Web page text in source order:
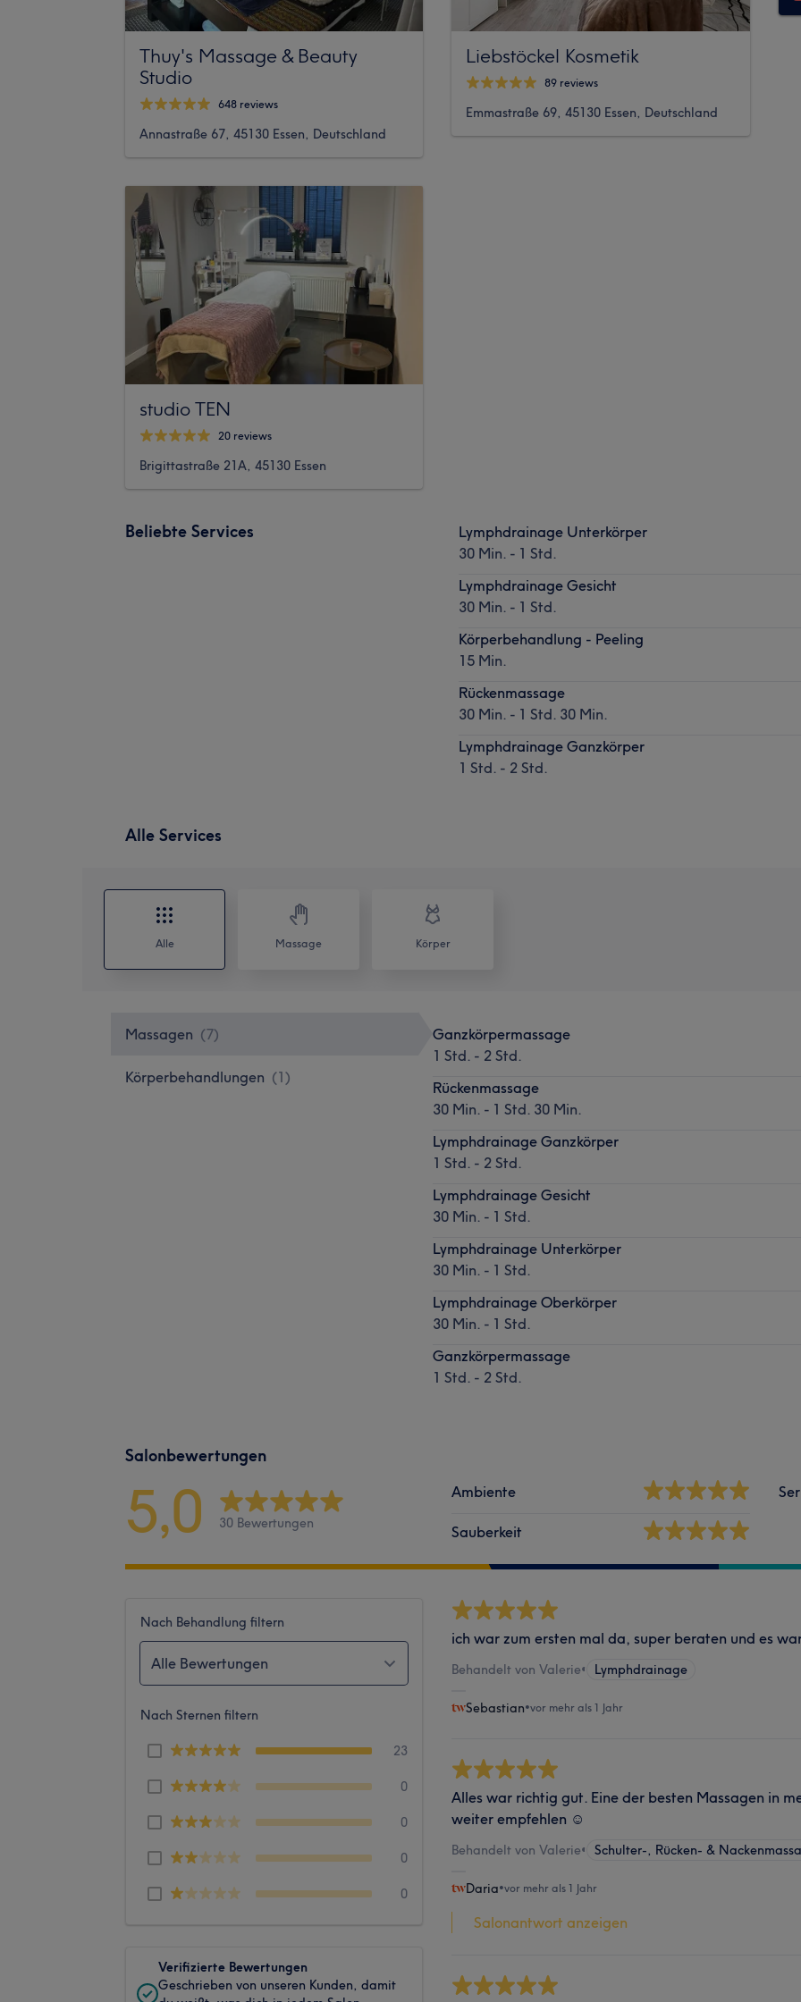
Thuy's Massage & Beauty
Studio
648 reviews
Annastraße 67, 45130 Essen, Deutschland
studio TEN
20 reviews
Brigittastraße 21A, 45130 Essen
Liebstöckel Kosmetik
89 reviews
Emmastraße 69, 45130 Essen, Deutschland
Beliebte Services
Lymphdrainage Unterkörper
30 Min. - 1 Std.
Lymphdrainage Gesicht
30 Min. - 1 Std.
Körperbehandlung - Peeling
15 Min.
Rückenmassage
30 Min. - 1 Std. 30 Min.
Lymphdrainage Ganzkörper
1 Std. - 2 Std.
Alle Services
Alle Massage Körper
Massagen (7)
Körperbehandlungen (1)
Ganzkörpermassage
1 Std. - 2 Std.
Rückenmassage
30 Min. - 1 Std. 30 Min.
Lymphdrainage Ganzkörper
1 Std. - 2 Std.
Lymphdrainage Gesicht
30 Min. - 1 Std.
Lymphdrainage Unterkörper
30 Min. - 1 Std.
Lymphdrainage Oberkörper
30 Min. - 1 Std.
Ganzkörpermassage
1 Std. - 2 Std.
Salonbewertungen
5,0 30 Bewertungen
Ambiente
Sauberkeit
Nach Behandlung filtern
Alle Bewertungen
Nach Sternen filtern
23
0
0
0
0
Verifizierte Bewertungen
Geschrieben von unseren Kunden, damit
ich war zum ersten mal da, super beraten und es
Behandelt von Valerie• Lymphdrainage
Sebastian•vor mehr als 1 Jahr
Alles war richtig gut. Eine der besten Massagen in
weiter empfehlen ☺️
Behandelt von Valerie• Schulter-, Rücken- &
Daria•vor mehr als 1 Jahr
Salonantwort anzeigen